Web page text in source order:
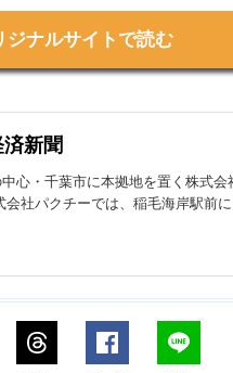
ジナルサイトで読む
新聞
心・千葉市に本拠地を置く株式
会社パクチーでは、稲毛海岸駅前